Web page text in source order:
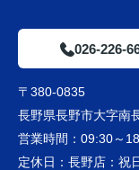
026-226-
〒380-0835
長野県長野市大字南
営業時間： 09:30～
定休日： 長野店：祝